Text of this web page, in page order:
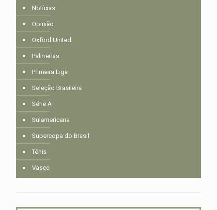
Notícias
Opinião
Oxford United
Palmeiras
Primeira Liga
Seleção Brasileira
Série A
Sulamericana
Supercopa do Brasil
Tênis
Vasco